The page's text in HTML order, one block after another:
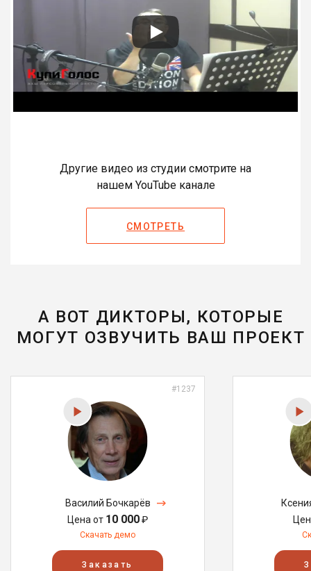
Другие видео из студии смотрите на
нашем YouTube канале
СМОТРЕТЬ
А ВОТ ДИКТОРЫ, КОТОРЫЕ
МОГУТ ОЗВУЧИТЬ ВАШ ПРОЕКТ
#1237
Василий Бочкарёв
Цена от 10 000₽
Скачать демо
Заказать